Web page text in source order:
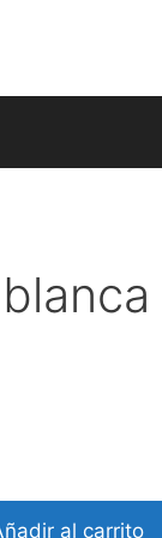
al carrito